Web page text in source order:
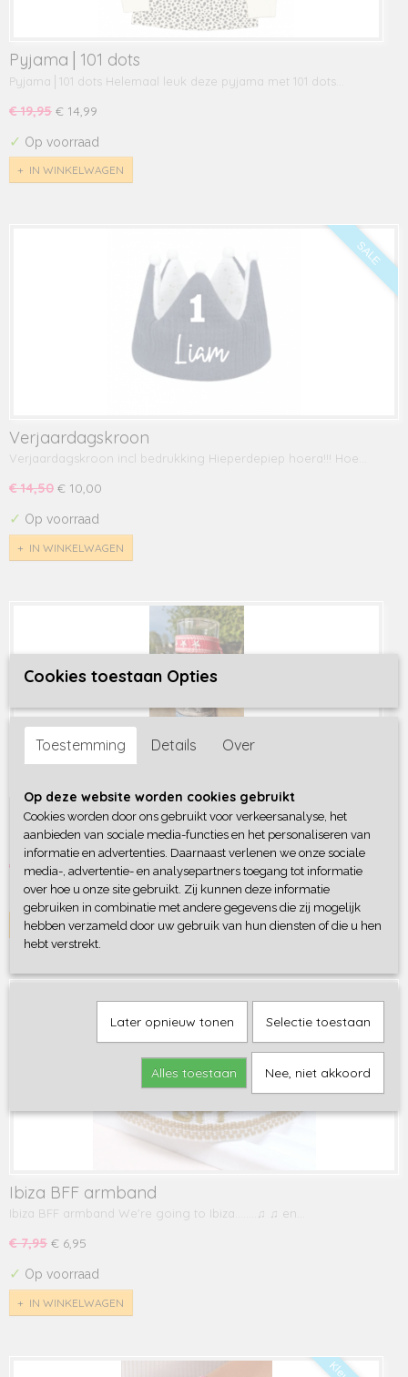
Pyjama│101 dots
Pyjama│101 dots Helemaal leuk deze pyjama met 101 dots…
€ 19,95 € 14,99
✓ Op voorraad
IN WINKELWAGEN
SALE
Verjaardagskroon
Verjaardagskroon incl bedrukking Hieperdepiep hoera!!! Hoe…
€ 14,50 € 10,00
✓ Op voorraad
IN WINKELWAGEN
Ibiza print
Ibiza print We're going to Ibiza........♫ ♫ en dragen…
€ 7,95 € 6,95
Op voorraad
IN WINKELWAGEN
Ibiza BFF armband
Ibiza BFF armband We're going to Ibiza........♫ ♫ en…
€ 7,95 € 6,95
✓ Op voorraad
IN WINKELWAGEN
Cookies toestaan Opties
Toestemming Details Over
Op deze website worden cookies gebruikt
Cookies worden door ons gebruikt voor verkeersanalyse, het
aanbieden van sociale media-functies en het personaliseren van
informatie en advertenties. Daarnaast verlenen we onze sociale
media-, advertentie- en analysepartners toegang tot informatie
over hoe u onze site gebruikt. Zij kunnen deze informatie
gebruiken in combinatie met andere gegevens die zij mogelijk
hebben verzameld door uw gebruik van hun diensten of die u hen
hebt verstrekt.
Later opnieuw tonen Selectie toestaan
Alles toestaan Nee, niet akkoord